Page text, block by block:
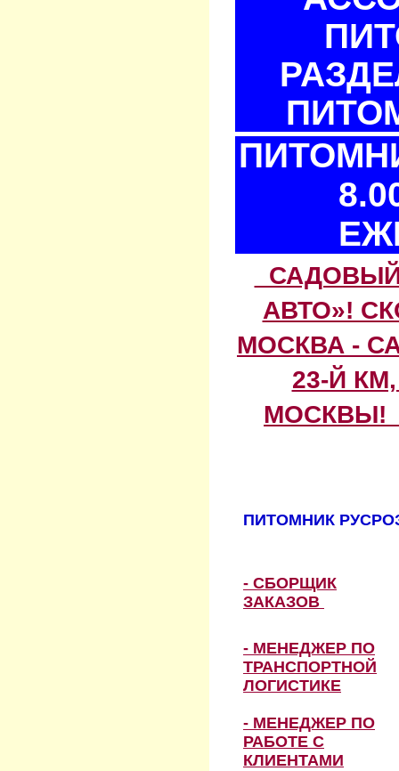
АВТО»!
МОСКВА -
23-Й
МОСКВЫ!
ПИТОМНИК
- СБОРЩИК
ЗАКАЗОВ
- МЕНЕДЖЕР ПО
ТРАНСПОРТНОЙ
ЛОГИСТИКЕ
- МЕНЕДЖЕР ПО
РАБОТЕ С
КЛИЕНТАМИ